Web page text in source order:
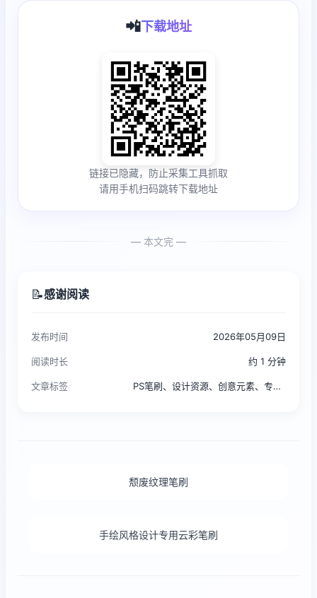
📲下载地址
链接已隐藏，防止采集工具抓取
请用手机扫码跳转下载地址
— 本文完 —
📝感谢阅读
发布时间 2026年05月09日
阅读时长 约 1 分钟
文章标签 PS笔刷、设计资源、创意元素、专业设计、颓废喷溅笔刷
颓废纹理笔刷
手绘风格设计专用云彩笔刷